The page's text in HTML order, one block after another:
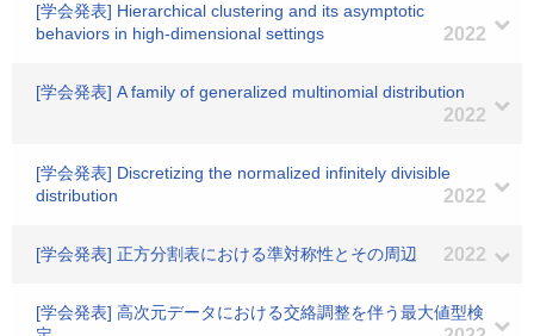
[学会発表] Hierarchical clustering and its asymptotic
behaviors in high-dimensional settings
2022
[学会発表] A family of generalized multinomial distribution
2022
[学会発表] Discretizing the normalized infinitely divisible
distribution
2022
[学会発表] 正方分割表における準対称性とその周辺 2022
[学会発表] 高次元データにおける交絡調整を伴う最大値型検